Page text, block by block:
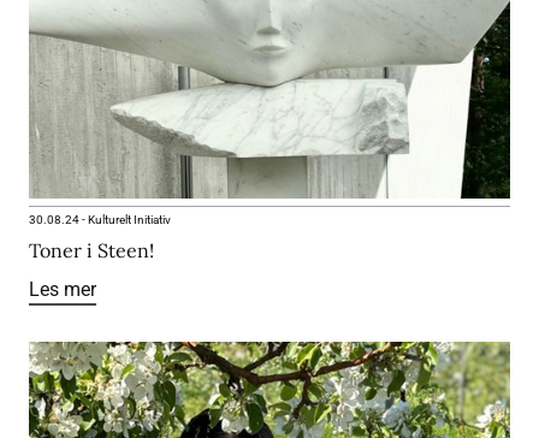
30.08.24-Kulturelt Initiativ
Toner i Steen!
Les mer